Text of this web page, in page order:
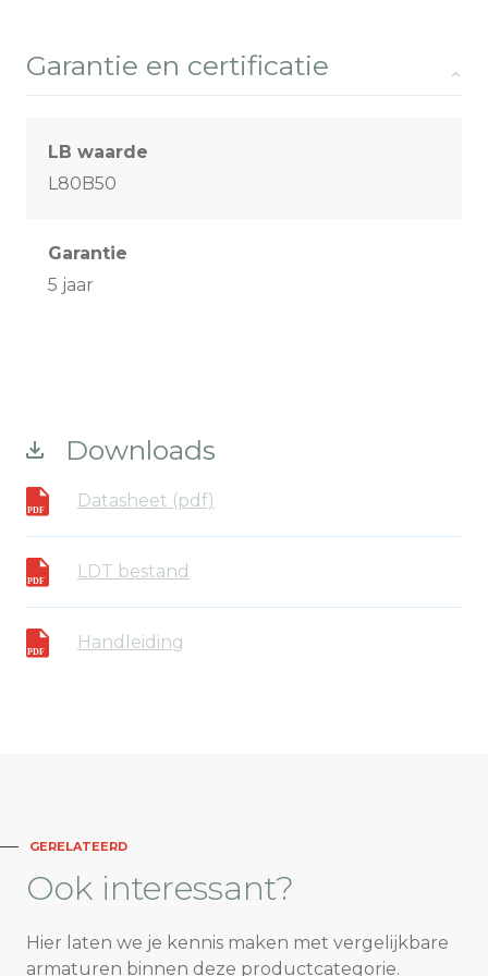
Garantie en certificatie
LB waarde
L80B50
Garantie
5 jaar
Downloads
Datasheet (pdf)
LDT bestand
Handleiding
GERELATEERD
Ook interessant?
Hier laten we je kennis maken met vergelijkbare
armaturen binnen deze productcategorie.